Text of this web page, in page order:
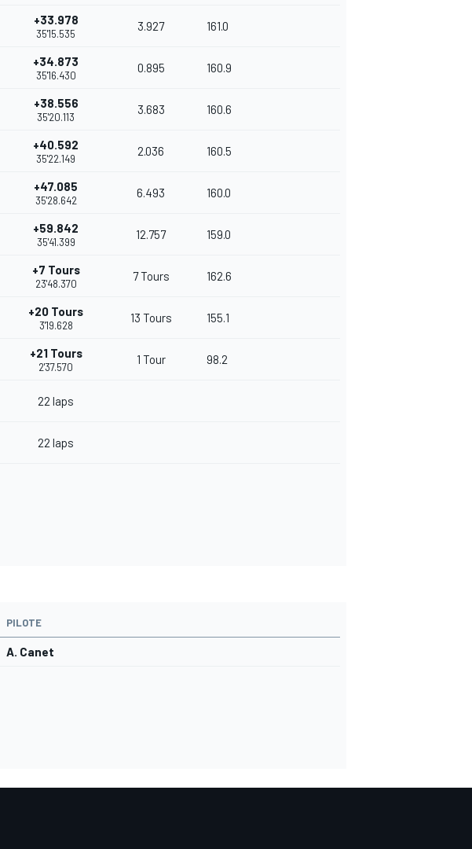
+33.978
35'15.535
3.927 161.0
+34.873
35'16.430
0.895 160.9
+38.556
35'20.113
3.683 160.6
+40.592
35'22.149
2.036 160.5
+47.085
35'28.642
6.493 160.0
+59.842
35'41.399
12.757 159.0
+7 Tours
23'48.370
7 Tours 162.6
+20 Tours
3'19.628
13 Tours 155.1
+21 Tours
2'37.570
1 Tour 98.2
22 laps
22 laps
PILOTE
A. Canet